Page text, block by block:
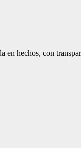
en hechos, con